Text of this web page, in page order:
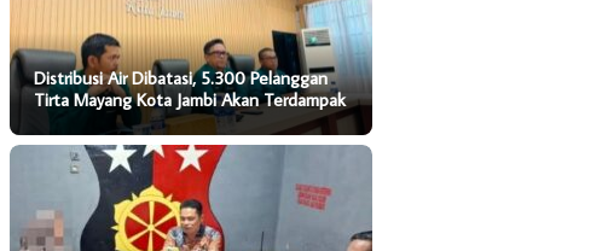
Distribusi Air Dibatasi, 5.300 Pelanggan
Tirta Mayang Kota Jambi Akan Terdampak